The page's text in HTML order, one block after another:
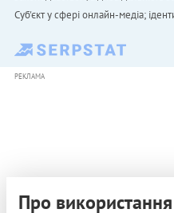
Cуб'єкт у сфері онлайн-медіа;
РЕКЛАМА
Про